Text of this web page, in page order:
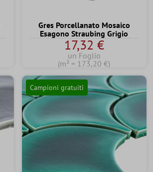
Gres Porcellanato Mosaico
Esagono Straubing Grigio
17,32 €
un Foglio
(m² = 173,20 €)
Campioni gratuiti